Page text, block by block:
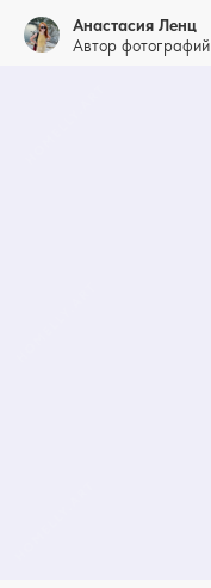
Анастасия Ленц
Автор фотографий